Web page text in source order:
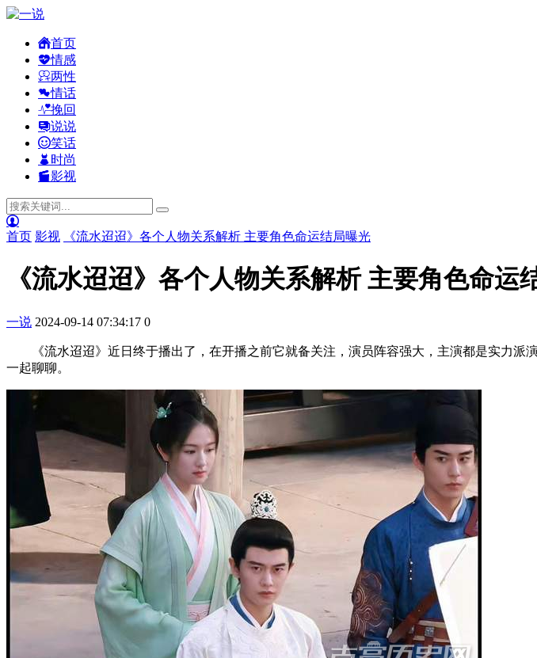
首页
情感
两性
情话
挽回
说说
笑话
时尚
影视
首页 影视 《流水迢迢》各个人物关系解析 主要角色命运结局曝光
《流水迢迢》各个人物关系解析 主要角色命运
一说 2024-09-14 07:34:17 0
《流水迢迢》近日终于播出了，在开播之前它就备关注，演员阵容强大，主演都是实力派
一起聊聊。